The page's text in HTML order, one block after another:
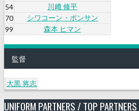
54
川﨑 修平
70
シワコーン・ポンサン
99
森本 ヒマン
監督
大黒 将志
UNIFORM PARTNERS / TOP PARTNERS